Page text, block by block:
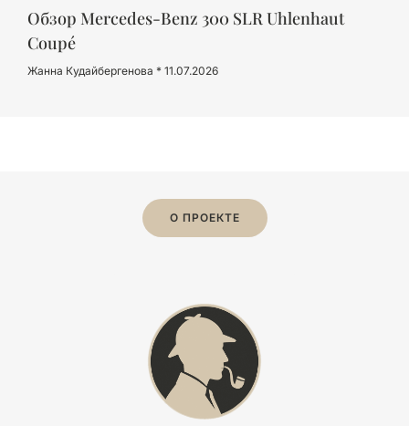
Обзор Mercedes-Benz 300 SLR Uhlenhaut
Coupé
Жанна Кудайбергенова 11.07.2026
О ПРОЕКТЕ